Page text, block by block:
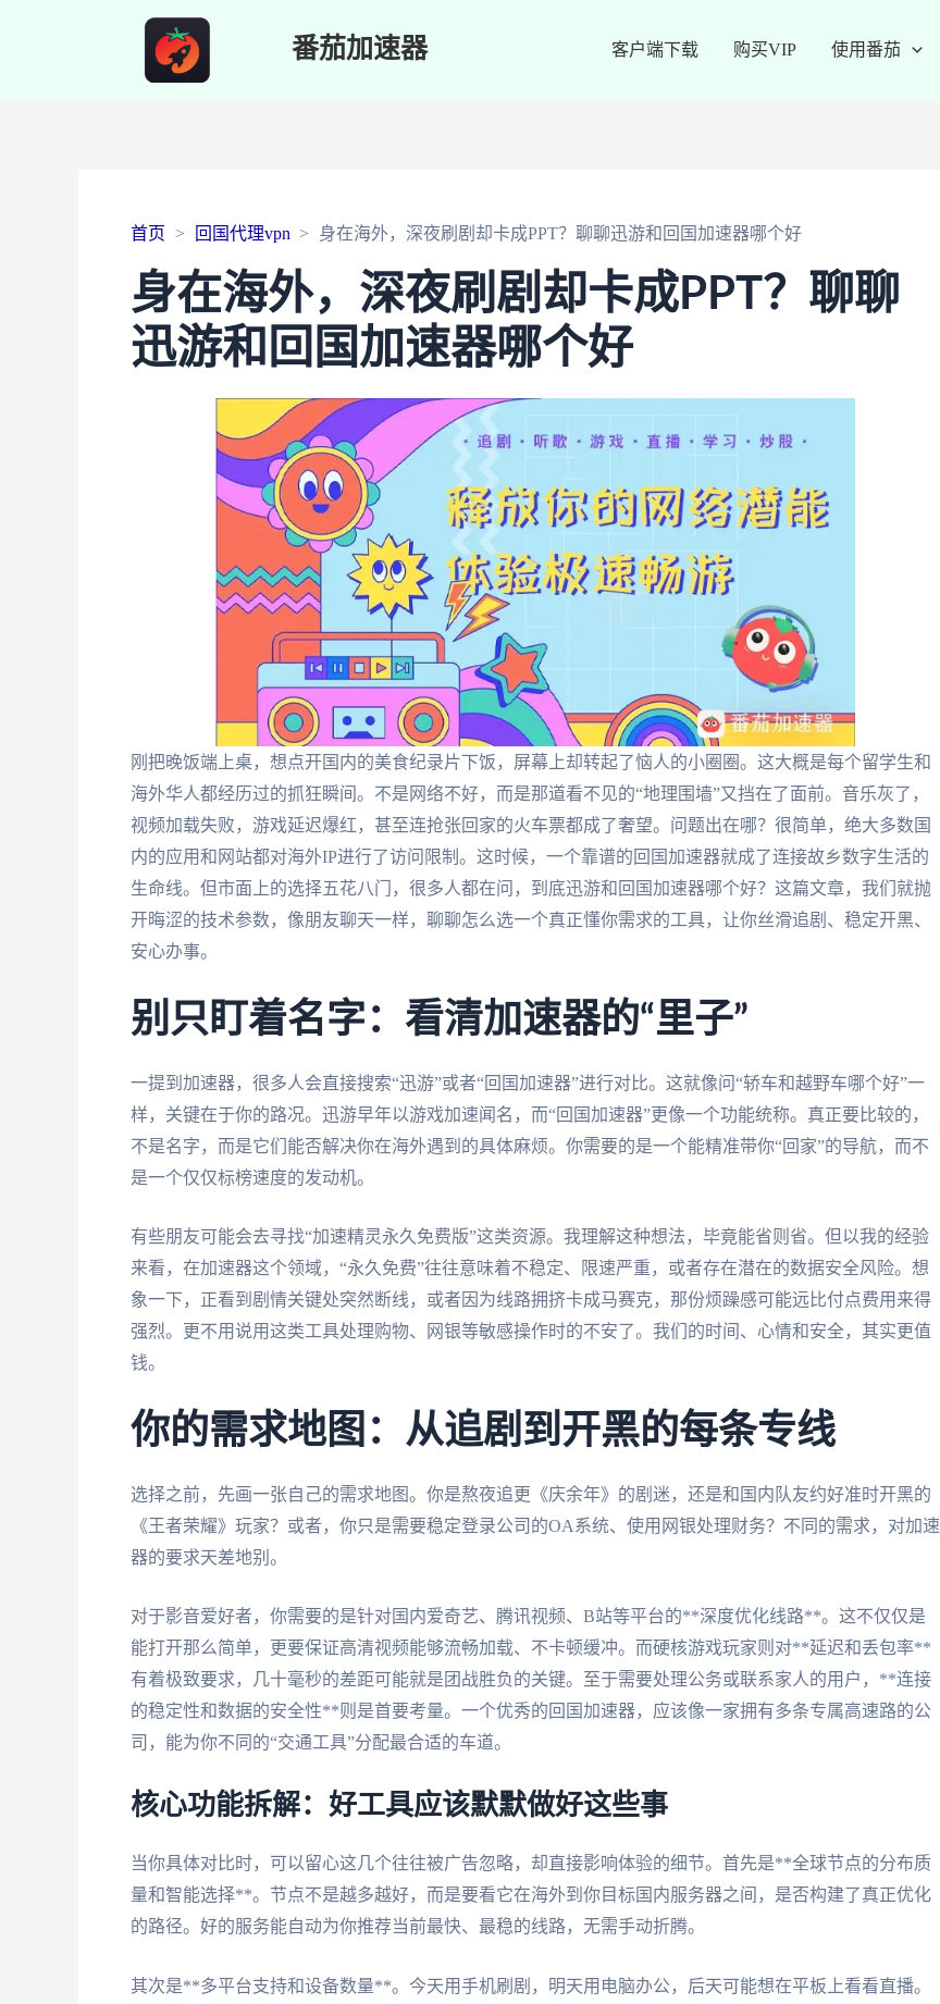
番茄加速器 客户端下载 购买VIP 使用番茄
首页 回国代理vpn 身在海外，深夜刷剧却卡成PPT？聊聊迅游和回国加速器哪个好
身在海外，深夜刷剧却卡成PPT？聊聊
迅游和回国加速器哪个好
刚把晚饭端上桌，想点开国内的美食纪录片下饭，屏幕上却转起了恼人的小圈圈。这大概是每个留学生和
海外华人都经历过的抓狂瞬间。不是网络不好，而是那道看不见的“地理围墙”又挡在了面前。音乐灰了，
视频加载失败，游戏延迟爆红，甚至连抢张回家的火车票都成了奢望。问题出在哪？很简单，绝大多数国
内的应用和网站都对海外IP进行了访问限制。这时候，一个靠谱的回国加速器就成了连接故乡数字生活的
生命线。但市面上的选择五花八门，很多人都在问，到底迅游和回国加速器哪个好？这篇文章，我们就抛
开晦涩的技术参数，像朋友聊天一样，聊聊怎么选一个真正懂你需求的工具，让你丝滑追剧、稳定开黑、
安心办事。
别只盯着名字：看清加速器的“里子”
一提到加速器，很多人会直接搜索“迅游”或者“回国加速器”进行对比。这就像问“轿车和越野车哪个好”一
样，关键在于你的路况。迅游早年以游戏加速闻名，而“回国加速器”更像一个功能统称。真正要比较的，
不是名字，而是它们能否解决你在海外遇到的具体麻烦。你需要的是一个能精准带你“回家”的导航，而不
是一个仅仅标榜速度的发动机。
有些朋友可能会去寻找“加速精灵永久免费版”这类资源。我理解这种想法，毕竟能省则省。但以我的经验
来看，在加速器这个领域，“永久免费”往往意味着不稳定、限速严重，或者存在潜在的数据安全风险。想
象一下，正看到剧情关键处突然断线，或者因为线路拥挤卡成马赛克，那份烦躁感可能远比付点费用来得
强烈。更不用说用这类工具处理购物、网银等敏感操作时的不安了。我们的时间、心情和安全，其实更值
钱。
你的需求地图：从追剧到开黑的每条专线
选择之前，先画一张自己的需求地图。你是熬夜追更《庆余年》的剧迷，还是和国内队友约好准时开黑的
《王者荣耀》玩家？或者，你只是需要稳定登录公司的OA系统、使用网银处理财务？不同的需求，对加速
器的要求天差地别。
对于影音爱好者，你需要的是针对国内爱奇艺、腾讯视频、B站等平台的**深度优化线路**。这不仅仅是
能打开那么简单，更要保证高清视频能够流畅加载、不卡顿缓冲。而硬核游戏玩家则对**延迟和丢包率**
有着极致要求，几十毫秒的差距可能就是团战胜负的关键。至于需要处理公务或联系家人的用户，**连接
的稳定性和数据的安全性**则是首要考量。一个优秀的回国加速器，应该像一家拥有多条专属高速路的公
司，能为你不同的“交通工具”分配最合适的车道。
核心功能拆解：好工具应该默默做好这些事
当你具体对比时，可以留心这几个往往被广告忽略，却直接影响体验的细节。首先是**全球节点的分布质
量和智能选择**。节点不是越多越好，而是要看它在海外到你目标国内服务器之间，是否构建了真正优化
的路径。好的服务能自动为你推荐当前最快、最稳的线路，无需手动折腾。
其次是**多平台支持和设备数量**。今天用手机刷剧，明天用电脑办公，后天可能想在平板上看看直播。